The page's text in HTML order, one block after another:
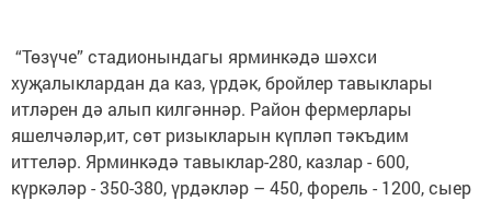
“Төзүче” стадионындагы ярминкәдә шәхси
хуҗалыклардан да каз, үрдәк, бройлер тавыклары
итләрен дә алып килгәннәр. Район фермерлары
яшелчәләр,ит, сөт ризыкларын күпләп тәкъдим
иттеләр. Ярминкәдә тавыклар-280, казлар - 600,
күркәләр - 350-380, үрдәкләр – 450, форель - 1200, сыер